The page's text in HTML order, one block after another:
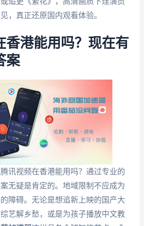
，真正还原国内观看体验。
香港能用吗？现在有
案
讯视频在香港能用吗？通过专业的
无疑是肯定的。地域限制不应成为
障碍。无论是想追新上映的国产大
艺解乡愁，或是为孩子播放中文教